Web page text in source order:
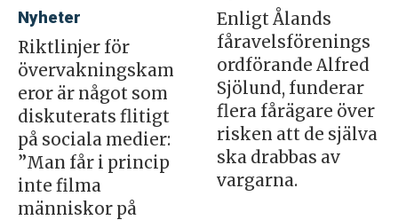
Nyheter
Riktlinjer för
övervakningskam
eror är något som
diskuterats flitigt
på sociala medier:
”Man får i princip
inte filma
människor på
Enligt Ålands
fåravelsförenings
ordförande Alfred
Sjölund, funderar
flera fårägare över
risken att de själva
ska drabbas av
vargarna.